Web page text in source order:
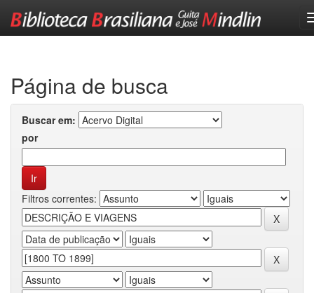
Página de busca
Buscar em:
por
Filtros correntes: